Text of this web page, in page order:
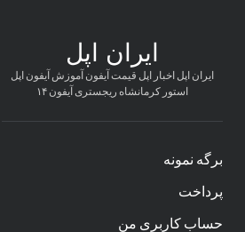
ایران اپل
ایران اپل اخبار اپل قیمت آیفون آموزش آیفون اپل
استور کرمانشاه ریجستری آیفون ۱۴
برگه نمونه
پرداخت
حساب کاربری من